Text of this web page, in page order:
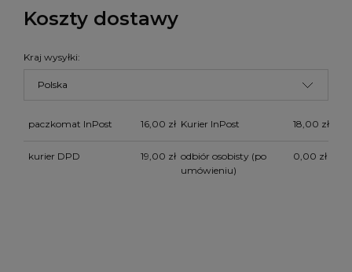
Koszty dostawy
Kraj wysyłki:
paczkomat InPost 16,00 zł Kurier InPost 18,00 zł
kurier DPD 19,00 zł odbiór osobisty (po
umówieniu)
0,00 zł